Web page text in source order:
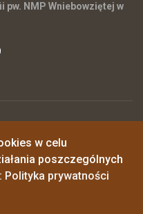
pw. NMP Wniebowziętej w
o. Janusz - 517161348
w celu
poszczególnych
Polityka prywatności